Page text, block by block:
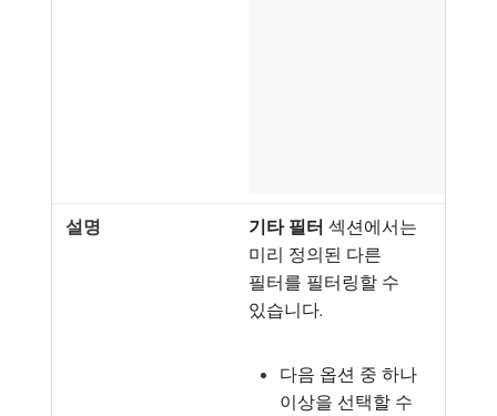
기타 필터 섹션에서는
미리 정의된 다른
필터를 필터링할 수
있습니다.
다음 옵션 중 하나
이상을 선택할 수